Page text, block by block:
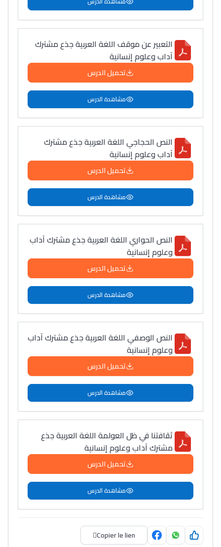
التعبير عن موقف اللغة العربية جذع مشترك
آداب وعلوم إنسانية
تحميل الدرس
مشاهدة الدرس
النص الحجاجي اللغة العربية جذع مشترك
آداب وعلوم إنسانية
تحميل الدرس
مشاهدة الدرس
النص الحواري اللغة العربية جذع مشترك آداب
وعلوم إنسانية
تحميل الدرس
مشاهدة الدرس
النص الوصفي اللغة العربية جذع مشترك آداب
وعلوم إنسانية
تحميل الدرس
مشاهدة الدرس
ثقافتنا في ظل العولمة اللغة العربية جذع
مشترك آداب وعلوم إنسانية
تحميل الدرس
مشاهدة الدرس
Copier le lien